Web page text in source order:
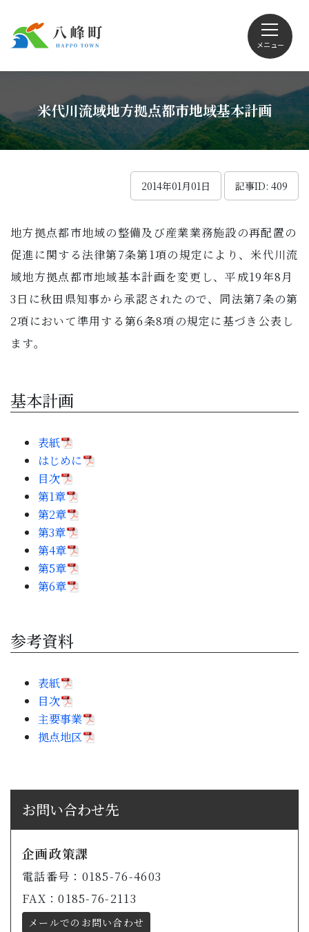
メニュー
Foreign language
くらしの情報
観光
子育て・教育
ビジネス・産業
行政情報
米代川流域地方拠点都市地域基本計画
2014年01月01日 記事ID: 409
地方拠点都市地域の整備及び産業業務施設の再配置の
促進に関する法律第7条第1項の規定により、米代川流
域地方拠点都市地域基本計画を変更し、平成19年8月
3日に秋田県知事から承認されたので、同法第7条の第
2項において準用する第6条8項の規定に基づき公表し
ます。
基本計画
表紙
はじめに
目次
第1章
第2章
第3章
第4章
第5章
第6章
参考資料
表紙
目次
主要事業
拠点地区
お問い合わせ先
企画政策課
電話番号：0185-76-4603
FAX：0185-76-2113
メールでのお問い合わせ